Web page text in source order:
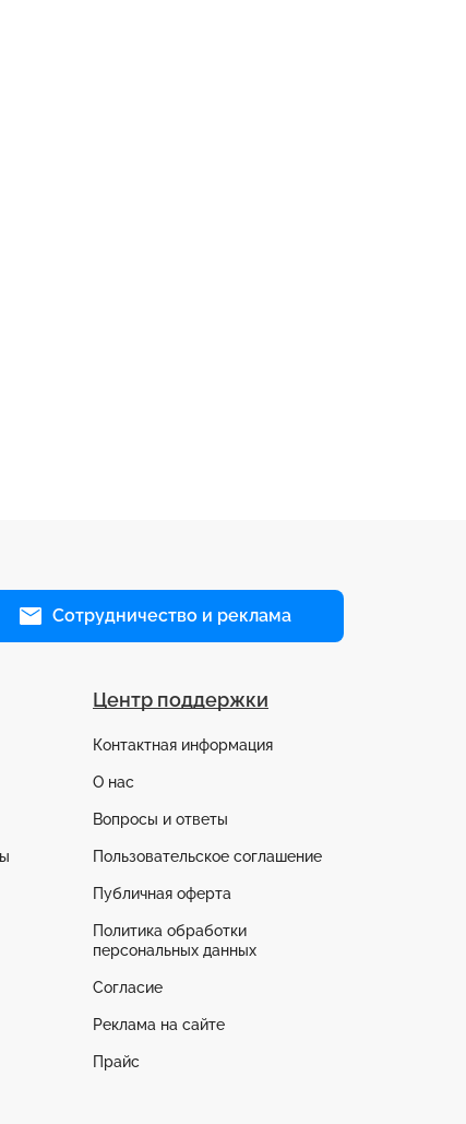
Сотрудничество и реклама
Центр поддержки
Контактная информация
О нас
Вопросы и ответы
Пользовательское соглашение
Публичная оферта
Политика обработки
персональных данных
Согласие
Реклама на сайте
Прайс